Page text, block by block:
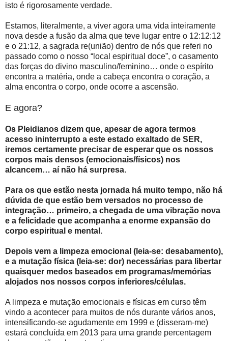
isto é rigorosamente verdade.
Estamos, literalmente, a viver agora uma vida inteiramente
nova desde a fusão da alma que teve lugar entre o 12:12:12
e o 21:12, a sagrada re(união) dentro de nós que referi no
passado como o nosso “local espiritual doce”, o casamento
das forças do divino masculino/feminino… onde o espírito
encontra a matéria, onde a cabeça encontra o coração, a
alma encontra o corpo, onde ocorre a ascensão.
E agora?
Os Pleidianos dizem que, apesar de agora termos
acesso ininterrupto a este estado exaltado de SER,
iremos certamente precisar de esperar que os nossos
corpos mais densos (emocionais/físicos) nos
alcancem… aí não há surpresa.
Para os que estão nesta jornada há muito tempo, não há
dúvida de que estão bem versados no processo de
integração… primeiro, a chegada de uma vibração nova
e a felicidade que acompanha a enorme expansão do
corpo espiritual e mental.
Depois vem a limpeza emocional (leia-se: desabamento),
e a mutação física (leia-se: dor) necessárias para libertar
quaisquer medos baseados em programas/memórias
alojados nos nossos corpos inferiores/células.
A limpeza e mutação emocionais e físicas em curso têm
vindo a acontecer para muitos de nós durante vários anos,
intensificando-se agudamente em 1999 e (disseram-me)
estará concluída em 2013 para uma grande percentagem